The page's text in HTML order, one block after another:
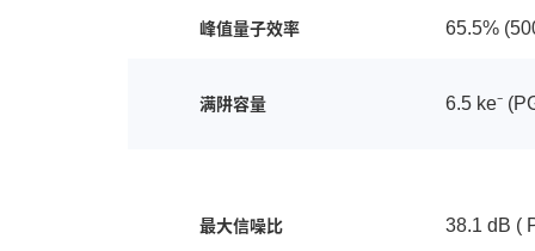
峰值量子效率 65.5%
满阱容量 6.5 ke⁻
最大信噪比 38.1 dB (